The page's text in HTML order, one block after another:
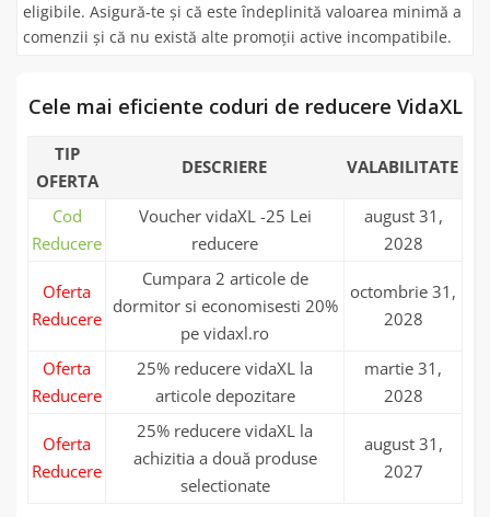
eligibile. Asigură-te și că este îndeplinită valoarea minimă a
comenzii și că nu există alte promoții active incompatibile.
Cele mai eficiente coduri de reducere VidaXL
TIP
OFERTA
DESCRIERE VALABILITATE
Cod
Reducere
Voucher vidaXL -25 Lei
reducere
august 31,
2028
Oferta
Reducere
Cumpara 2 articole de
dormitor si economisesti 20%
pe vidaxl.ro
octombrie 31,
2028
Oferta
Reducere
25% reducere vidaXL la
articole depozitare
martie 31,
2028
Oferta
Reducere
25% reducere vidaXL la
achizitia a două produse
selectionate
august 31,
2027